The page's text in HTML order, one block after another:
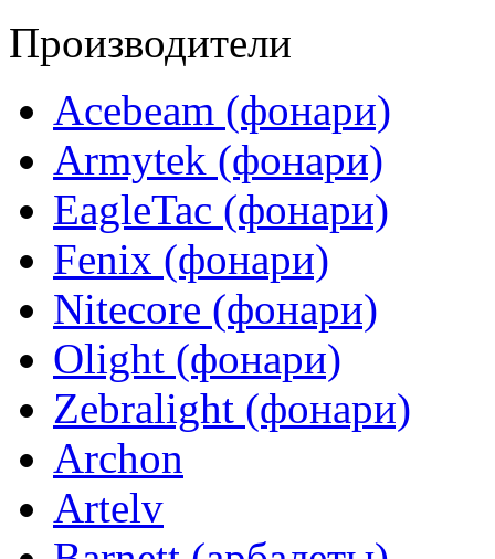
Производители
Acebeam (фонари)
Armytek (фонари)
EagleTac (фонари)
Fenix (фонари)
Nitecore (фонари)
Olight (фонари)
Zebralight (фонари)
Archon
Artelv